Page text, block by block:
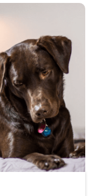
犬種則務必要